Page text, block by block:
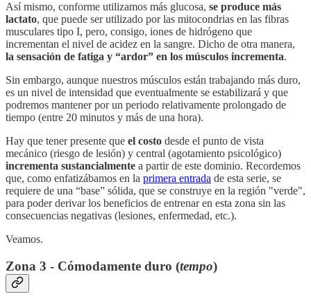
Así mismo, conforme utilizamos más glucosa, se produce más
lactato, que puede ser utilizado por las mitocondrias en las fibras
musculares tipo I, pero, consigo, iones de hidrógeno que
incrementan el nivel de acidez en la sangre. Dicho de otra manera,
la sensación de fatiga y “ardor” en los músculos incrementa.
Sin embargo, aunque nuestros músculos están trabajando más duro,
es un nivel de intensidad que eventualmente se estabilizará y que
podremos mantener por un periodo relativamente prolongado de
tiempo (entre 20 minutos y más de una hora).
Hay que tener presente que el costo desde el punto de vista
mecánico (riesgo de lesión) y central (agotamiento psicológico)
incrementa sustancialmente a partir de este dominio. Recordemos
que, como enfatizábamos en la primera entrada de esta serie, se
requiere de una “base” sólida, que se construye en la región "verde",
para poder derivar los beneficios de entrenar en esta zona sin las
consecuencias negativas (lesiones, enfermedad, etc.).
Veamos.
Zona 3 - Cómodamente duro (tempo)